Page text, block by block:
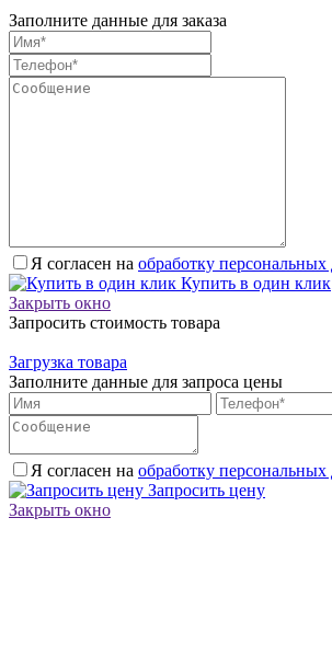
Заполните данные для заказа
Я согласен на обработку
Купить в один клик
Закрыть окно
Запросить стоимость товара
Загрузка товара
Заполните данные для запроса цены
Я согласен на обработку
Запросить цену
Закрыть окно